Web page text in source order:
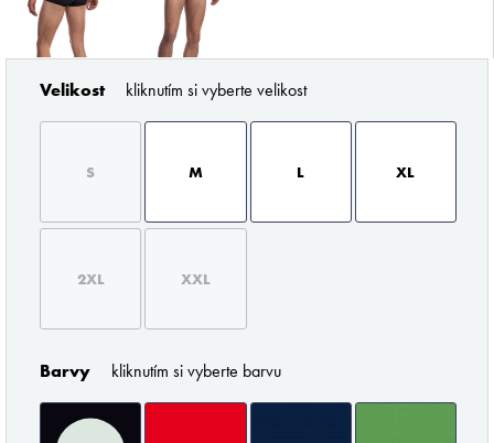
Velikost kliknutím si vyberte velikost
S M L XL
2XL XXL
Barvy kliknutím si vyberte barvu
Pořádné prádlo pro každého muže
Z profesionálního úhlu pohledu musím říci